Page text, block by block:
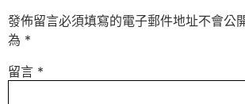
發佈留言必須填寫的電子郵件地址不會公
為 *
留言 *